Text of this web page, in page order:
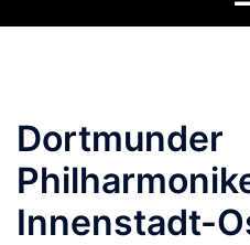
Dortmunder
Innenstadt-